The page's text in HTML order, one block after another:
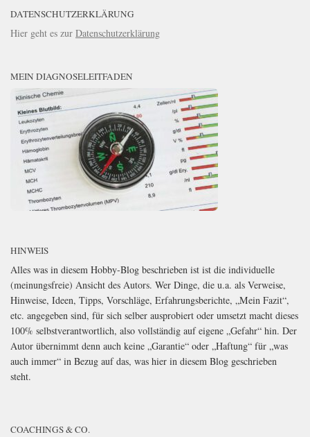
DATENSCHUTZERKLÄRUNG
Hier geht es zur Datenschutzerklärung
MEIN DIAGNOSELEITFADEN
HINWEIS
Alles was in diesem Hobby-Blog beschrieben ist ist die individuelle
(meinungsfreie) Ansicht des Autors. Wer Dinge, die u.a. als Verweise,
Hinweise, Ideen, Tipps, Vorschläge, Erfahrungsberichte, „Mein Fazit“,
etc. angegeben sind, für sich selber ausprobiert oder umsetzt macht dieses
100% selbstverantwortlich, also vollständig auf eigene „Gefahr“ hin. Der
Autor übernimmt denn auch keine „Garantie“ oder „Haftung“ für „was
auch immer“ in Bezug auf das, was hier in diesem Blog geschrieben
steht.
COACHINGS & CO.